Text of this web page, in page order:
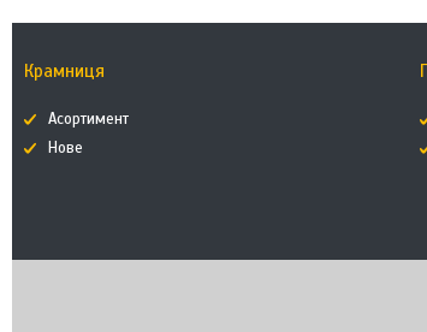
Крамниця
Асортимент
Нове